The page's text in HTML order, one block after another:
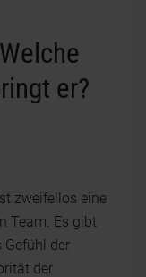
er?
zweifellos eine
Team. Es gibt
Gefühl der
der